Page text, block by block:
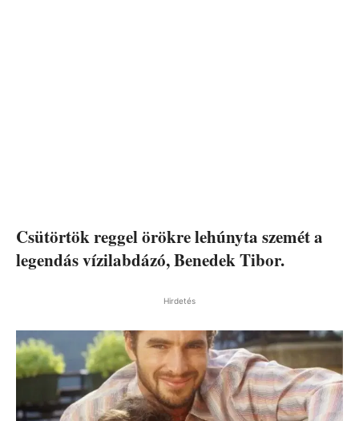
Csütörtök reggel örökre lehúnyta szemét a
legendás vízilabdázó, Benedek Tibor.
Hirdetés